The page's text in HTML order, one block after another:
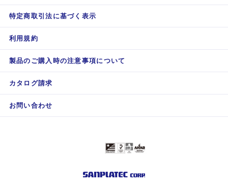
特定商取引法に基づく表示
利用規約
製品のご購入時の注意事項について
カタログ請求
お問い合わせ